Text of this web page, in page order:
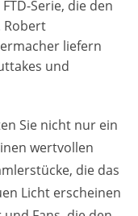
FTD-Serie, die den
Robert
liefern
und
Sie nicht nur ein
wertvollen
die das
Licht erscheinen